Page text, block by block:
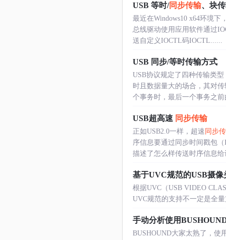
USB 等时/同步传输、块
最近在Windows10 x64环境
总线驱动使用应用软件通过
送自定义IOCTL码IOCTL......
USB 同步/等时传输方式
USB协议规定了四种传输类
时且数据量大的场合，其对
个事务时，最后一个事务之
USB超高速 同步传输
正如USB2.0一样，超速 同步
序信息要通过同步时间戳包
描述了怎么样传送时序信息
基于UVC规范的USB摄
根据UVC（USB VIDEO
UVC规范的支持不一定是全
手动分析使用
BUSHOUND大家太熟了，使